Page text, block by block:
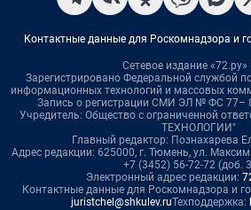
Контактные данные для Роскомнадзора и
Сетевое издание «72.ру»
Зарегистрировано Федеральной службой
информационных технологий и массовых
Запись о регистрации СМИ ЭЛ № ФС 77–
Учредитель: Общество с ограниченной
ТЕХНОЛОГИИ"
Главный редактор: Познахарева
Адрес редакции: 625000, г. Тюмень, ул.
+7 (3452) 56-72-72 (доб.
Электронный адрес редакции:
Контактные данные для Роскомнадзора и
juristchel@shkulev.ruТехподдержка: